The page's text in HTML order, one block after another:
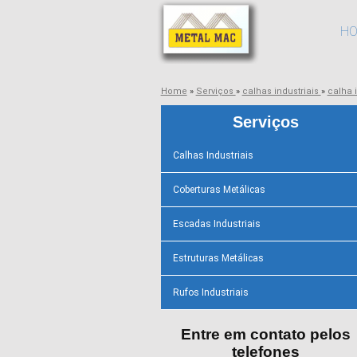
Home » Serviços » calhas industriais » calha
Serviços
Calhas Industriais
Coberturas Metálicas
Escadas Industriais
Estruturas Metálicas
Rufos Industriais
Entre em contato pelos
telefones